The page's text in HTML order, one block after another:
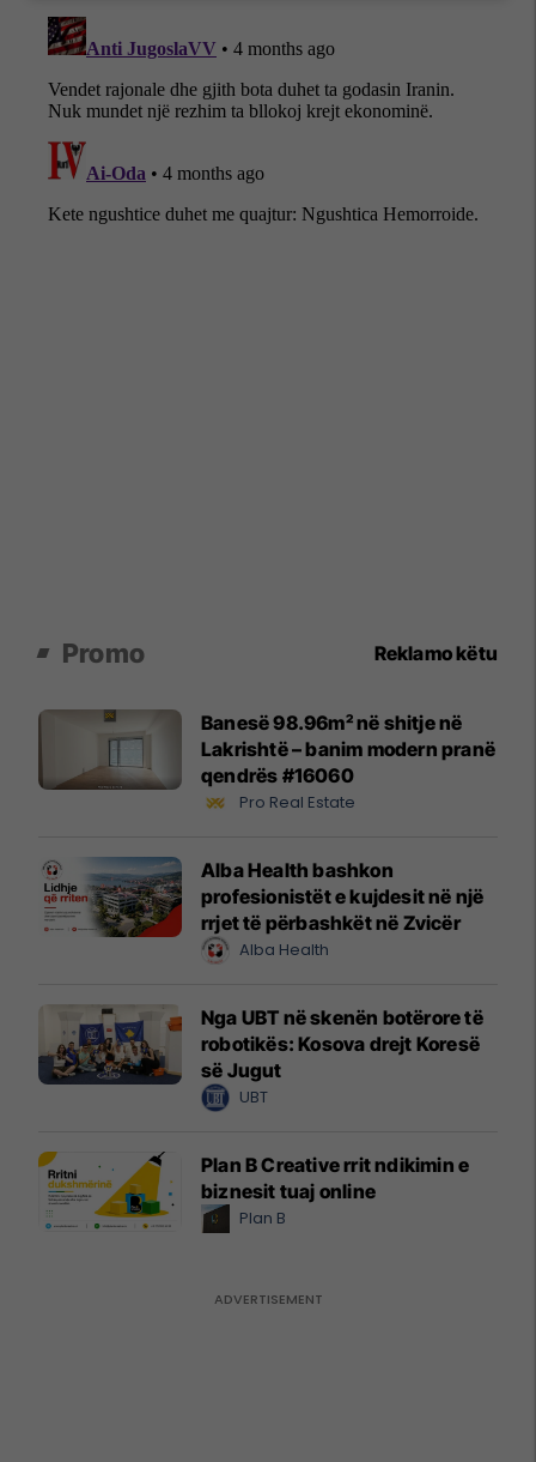
Promo Reklamo këtu
Banesë 98.96m² në shitje në
Lakrishtë – banim modern pranë
qendrës #16060
Pro Real Estate
Alba Health bashkon
profesionistët e kujdesit në një
rrjet të përbashkët në Zvicër
Alba Health
Nga UBT në skenën botërore të
robotikës: Kosova drejt Koresë
së Jugut
UBT
Plan B Creative rrit ndikimin e
biznesit tuaj online
Plan B